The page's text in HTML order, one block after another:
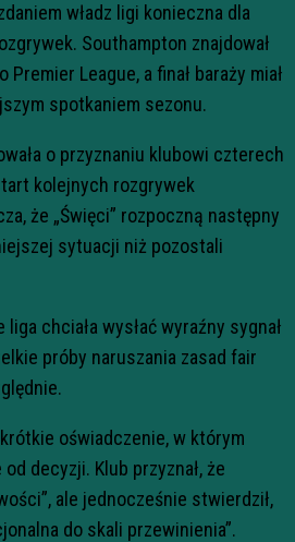
władz ligi konieczna dla
Southampton znajdował
League, a finał baraży miał
spotkaniem sezonu.
o przyznaniu klubowi czterech
kolejnych rozgrywek
że „Święci” rozpoczną następny
sytuacji niż pozostali
chciała wysłać wyraźny sygnał
próby naruszania zasad fair
oświadczenie, w którym
decyzji. Klub przyznał, że
ale jednocześnie stwierdził,
do skali przewinienia”.